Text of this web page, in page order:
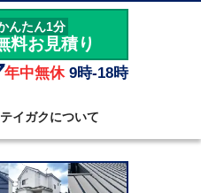
んたん1分
料お見積り
年中無休 9時-18時
テイガクについて